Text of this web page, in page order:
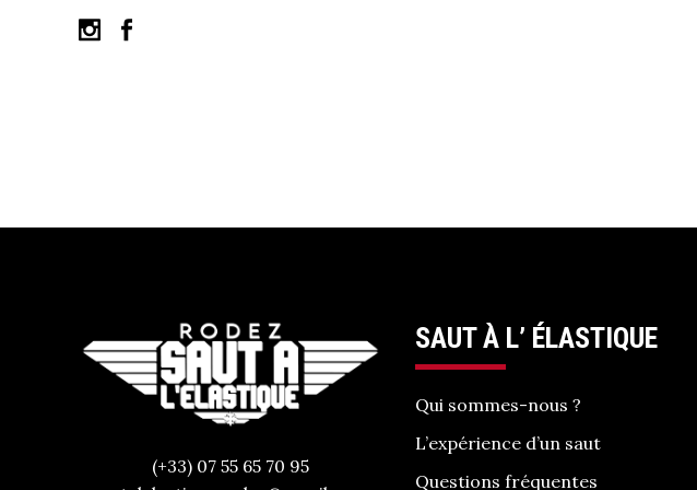
(+33) 07 55 65 70 95
SAUT À L’ ÉLASTIQUE
Qui sommes-nous ?
L’expérience d’un saut
Questions fréquentes